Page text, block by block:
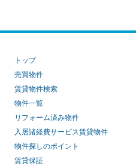
トップ
売買物件
賃貸物件検索
物件一覧
リフォーム済み物件
入居諸経費サービス賃貸物件
物件探しのポイント
賃貸保証